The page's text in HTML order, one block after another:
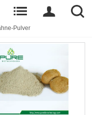
Pulver